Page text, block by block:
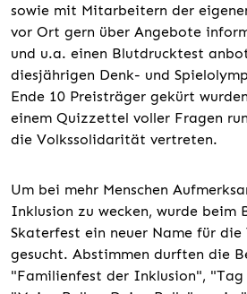
sowie mit Mitarbeitern der
vor Ort gern über Angebote
und u.a. einen Blutdrucktest
diesjährigen Denk- und
Ende 10 Preisträger gekürt
einem Quizzettel voller Fragen
die Volkssolidarität vertreten.
Um bei mehr Menschen
Inklusion zu wecken, wurde beim
Skaterfest ein neuer Name für
gesucht. Abstimmen durften die
"Familienfest der Inklusion", "Tag